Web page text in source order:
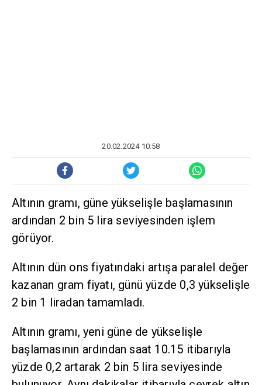
20.02.2024 10:58
Altının gramı, güne yükselişle başlamasının
ardından 2 bin 5 lira seviyesinden işlem
görüyor.
Altının dün ons fiyatındaki artışa paralel değer
kazanan gram fiyatı, günü yüzde 0,3 yükselişle
2 bin 1 liradan tamamladı.
Altının gramı, yeni güne de yükselişle
başlamasının ardından saat 10.15 itibarıyla
yüzde 0,2 artarak 2 bin 5 lira seviyesinde